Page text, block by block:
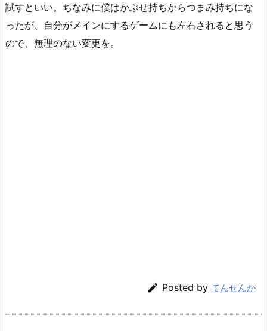
試すといい。ちなみに僕はかぶせ持ちからつまみ持ちにな
ったが、自分がメインにするゲームにも左右されると思う
ので、無理のない変更を。
 Posted by てんせんか